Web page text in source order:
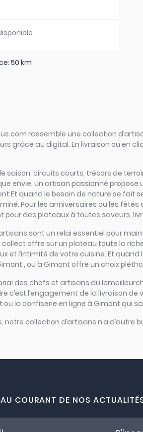
50 km
rassemble une collection
grâce au digital. En livraison ou en
saison, circuits courts, trésors de
envie, un artisan passionné
Et quand le besoin de nature se fait
Pour les anniversaires ou les
pour des plateaux à toutes saveurs,
sont un relai essentiel pour
collect offre sur un plateau toute la
et l’intimité de votre cuisine. Et
, ou à Gimont offre un choix
des chefs et artisans du
c’est l’engagement de la livraison
ou la confiserie en ligne à Gimont qui
notre collection d’artisans n’a
AU COURANT DE NOS